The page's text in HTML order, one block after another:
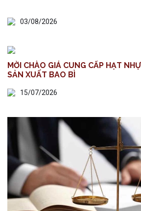
03/08/2026
MỜI CHÀO GIÁ CUNG CẤP HẠT
SẢN XUẤT BAO BÌ
15/07/2026